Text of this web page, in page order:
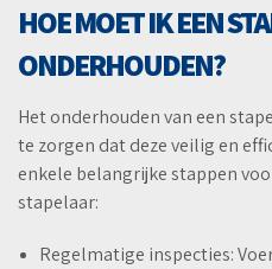
HOE MOET IK EEN
ONDERHOUDEN?
Het onderhouden van een
te zorgen dat deze veilig en
enkele belangrijke stappen
stapelaar:
Regelmatige inspecties: